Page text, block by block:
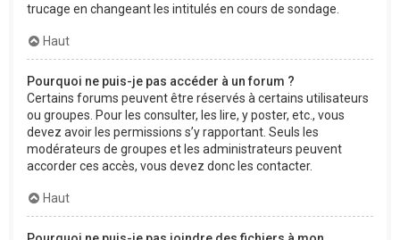
trucage en changeant les intitulés en cours de sondage.
Haut
Pourquoi ne puis-je pas accéder à un forum ?
Certains forums peuvent être réservés à certains utilisateurs
ou groupes. Pour les consulter, les lire, y poster, etc., vous
devez avoir les permissions s’y rapportant. Seuls les
modérateurs de groupes et les administrateurs peuvent
accorder ces accès, vous devez donc les contacter.
Haut